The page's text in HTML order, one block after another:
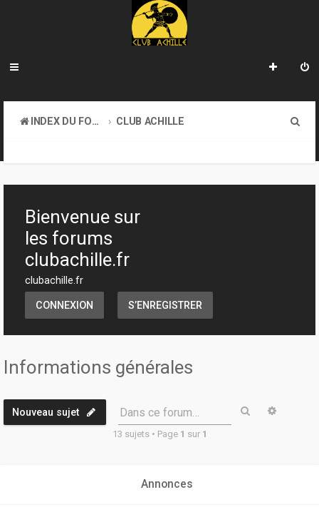
INDEX DU FORUM
CLUB ACHILLE
h
Bienvenue sur
les forums
clubachille.fr
clubachille.fr
CONNEXION S’ENREGISTRER
Informations générales
Nouveau sujet Dans ce forum… Rechercher
13 sujets • Page 1 sur 1
Annonces